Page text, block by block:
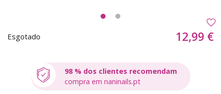
Esgotado 12,99 €
98 % dos clientes recomendam
compra em naninails.pt